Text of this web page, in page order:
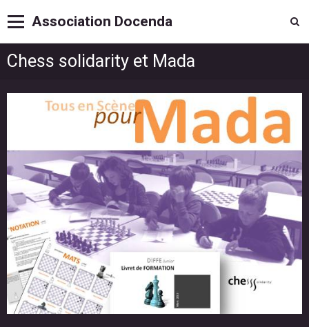
Association Docenda
Chess solidarity et Mada